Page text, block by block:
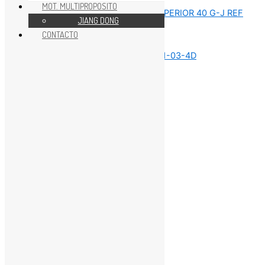
Sin categorizar
MOT. MULTIPROPOSITO
JIANG DONG
CONTACTO